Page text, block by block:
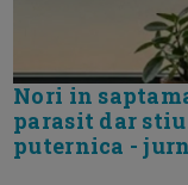
Nori in
parasit dar
puternica -